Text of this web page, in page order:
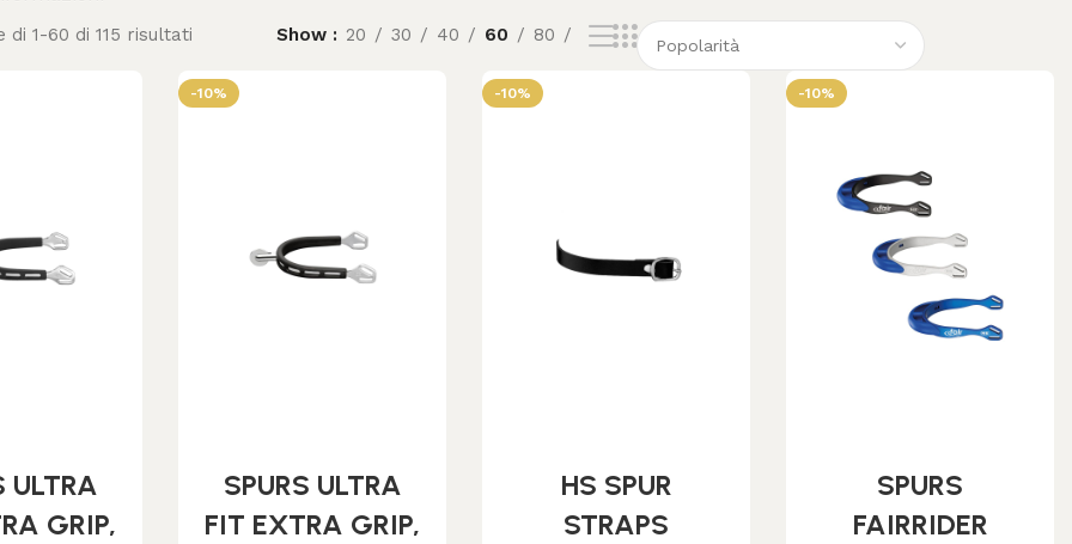
di 1-60 di 115 risultati Show 20 30 40 60 80
ULTRA
GRIP,
-10%
SPURS ULTRA
FIT EXTRA GRIP,
-10%
HS SPUR
STRAPS
-10%
SPURS
FAIRRIDER